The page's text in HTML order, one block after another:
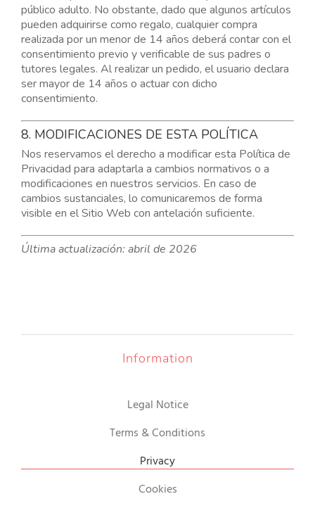
público adulto. No obstante, dado que algunos artículos
pueden adquirirse como regalo, cualquier compra
realizada por un menor de 14 años deberá contar con el
consentimiento previo y verificable de sus padres o
tutores legales. Al realizar un pedido, el usuario declara
ser mayor de 14 años o actuar con dicho
consentimiento.
8. MODIFICACIONES DE ESTA POLÍTICA
Nos reservamos el derecho a modificar esta Política de
Privacidad para adaptarla a cambios normativos o a
modificaciones en nuestros servicios. En caso de
cambios sustanciales, lo comunicaremos de forma
visible en el Sitio Web con antelación suficiente.
Última actualización: abril de 2026
Information
Legal Notice
Terms & Conditions
Privacy
Cookies